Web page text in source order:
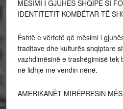
MËSIMI I GJUHËS SHQIPE SI
IDENTITETIT KOMBËTAR TË
Është e vërtetë që mësimi i
traditave dhe kulturës shqiptare
vazhdimësinë e trashëgimisë tek
në lidhje me vendin nënë.
AMERIKANËT MIRËPRESIN